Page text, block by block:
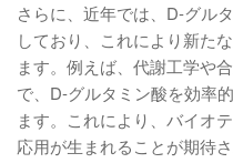
さらに、近年では、D-グル
しており、これにより新た
ます。例えば、代謝工学や
で、D-グルタミン酸を効率
ます。これにより、バイオ
応用が生まれることが期待さ